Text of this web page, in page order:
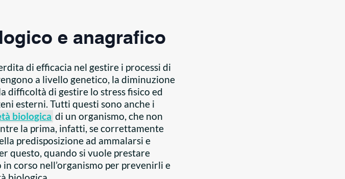
e anagrafico
di efficacia nel gestire i processi di
a livello genetico, la diminuzione
difficoltà di gestire lo stress fisico ed
esterni. Tutti questi sono anche i
biologica di un organismo, che non
la prima, infatti, se correttamente
predisposizione ad ammalarsi e
questo, quando si vuole prestare
corso nell’organismo per prevenirli e